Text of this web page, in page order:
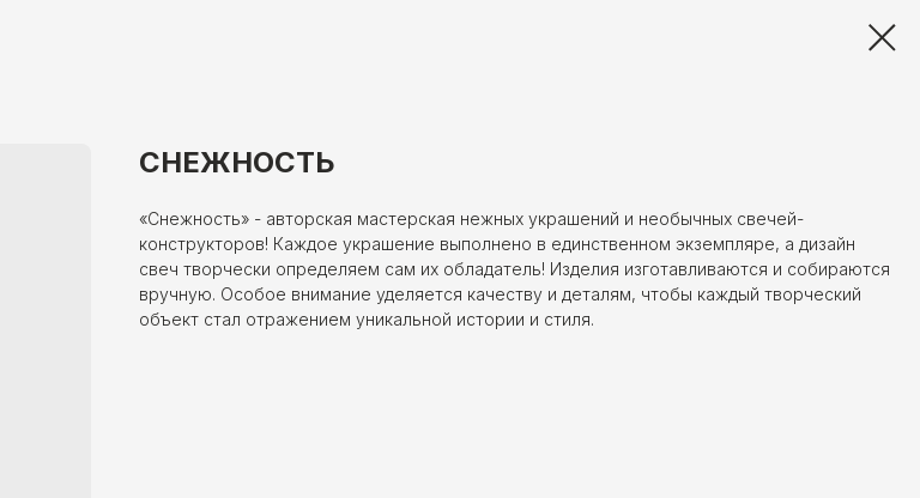
СНЕЖНОСТЬ
«Снежность» - авторская мастерская нежных украшений и необычных свечей-
конструкторов! Каждое украшение выполнено в единственном экземпляре, а дизайн
свеч творчески определяем сам их обладатель! Изделия изготавливаются и собираются
вручную. Особое внимание уделяется качеству и деталям, чтобы каждый творческий
объект стал отражением уникальной истории и стиля.